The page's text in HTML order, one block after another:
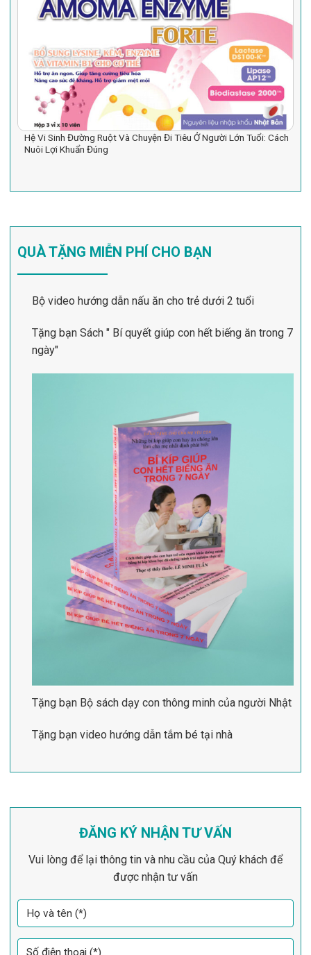
Hệ Vi Sinh Đường Ruột Và Chuyện Đi Tiêu Ở Người Lớn Tuổi: Cách
Nuôi Lợi Khuẩn Đúng
QUÀ TẶNG MIỄN PHÍ CHO BẠN
Bộ video hướng dẫn nấu ăn cho trẻ dưới 2 tuổi
Tặng bạn Sách " Bí quyết giúp con hết biếng ăn trong 7
ngày"
Tặng bạn Bộ sách dạy con thông minh của người Nhật
Tặng bạn video hướng dẫn tắm bé tại nhà
ĐĂNG KÝ NHẬN TƯ VẤN
Vui lòng để lại thông tin và nhu cầu của Quý khách để
được nhận tư vấn